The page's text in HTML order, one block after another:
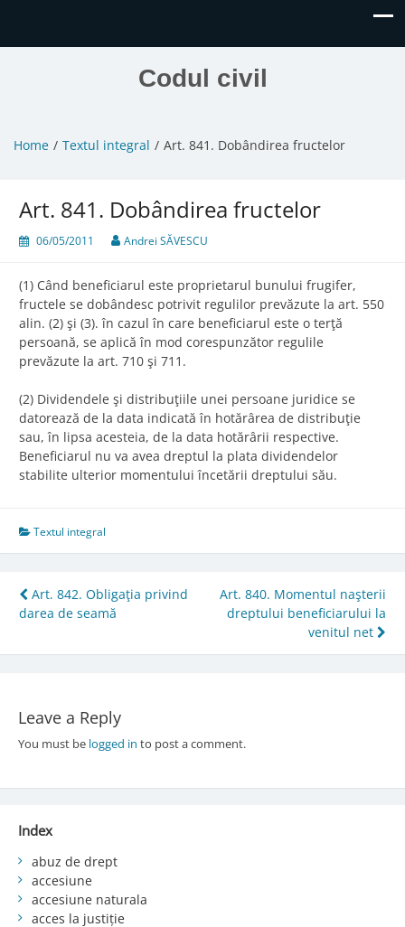
Codul civil
Home Textul integral Art. 841. Dobândirea fructelor
Art. 841. Dobândirea fructelor
06/05/2011 Andrei SĂVESCU
(1) Când beneficiarul este proprietarul bunului frugifer,
fructele se dobândesc potrivit regulilor prevăzute la art. 550
alin. (2) şi (3). în cazul în care beneficiarul este o terţă
persoană, se aplică în mod corespunzător regulile
prevăzute la art. 710 şi 711.
(2) Dividendele şi distribuţiile unei persoane juridice se
datorează de la data indicată în hotărârea de distribuţie
sau, în lipsa acesteia, de la data hotărârii respective.
Beneficiarul nu va avea dreptul la plata dividendelor
stabilite ulterior momentului încetării dreptului său.
Textul integral
Post
navigation
Art. 842. Obligaţia privind
darea de seamă
Art. 840. Momentul naşterii
dreptului beneficiarului la
venitul net
Leave a Reply
You must be logged in to post a comment.
Index
abuz de drept
accesiune
accesiune naturala
acces la justiție